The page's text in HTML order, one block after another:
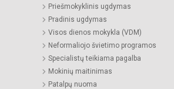
Priešmokyklinis ugdymas
Pradinis ugdymas
Visos dienos mokykla (VDM)
Neformaliojo švietimo programos
Specialistų teikiama pagalba
Mokinių maitinimas
Patalpų nuoma